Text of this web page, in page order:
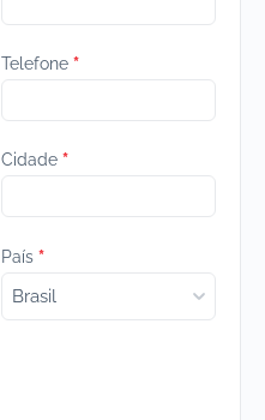
Telefone *
Cidade *
País *
Brasil